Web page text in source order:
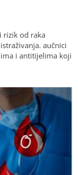
rizik od raka
aučnici
i antitijelima koji